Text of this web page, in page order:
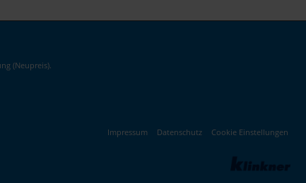
(Neupreis).
Impressum Datenschutz Cookie Einstellungen